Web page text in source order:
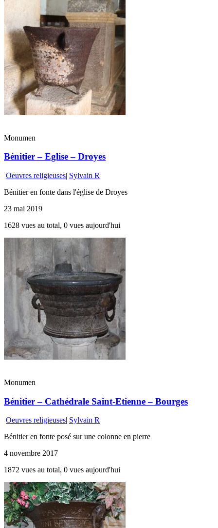
Monumen
Bénitier – Eglise – Droyes
Oeuvres religieuses| Sylvain R
Bénitier en fonte dans l'église de Droyes
23 mai 2019
1628 vues au total, 0 vues aujourd'hui
Monumen
Bénitier – Cathédrale Saint-Etienne – Bourges
Oeuvres religieuses| Sylvain R
Bénitier en fonte posé sur une colonne en pierre
4 novembre 2017
1872 vues au total, 0 vues aujourd'hui